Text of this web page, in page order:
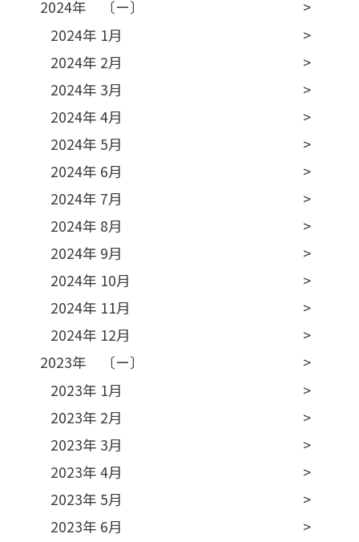
2024年 〔ー〕
2024年 1月
2024年 2月
2024年 3月
2024年 4月
2024年 5月
2024年 6月
2024年 7月
2024年 8月
2024年 9月
2024年 10月
2024年 11月
2024年 12月
2023年 〔ー〕
2023年 1月
2023年 2月
2023年 3月
2023年 4月
2023年 5月
2023年 6月